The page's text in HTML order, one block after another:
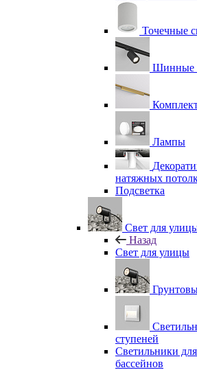
Точечные
Шинные
Лампы
натяжных
Подсветка
Свет для
Назад
Свет для улицы
ступеней
Светильники
бассейнов